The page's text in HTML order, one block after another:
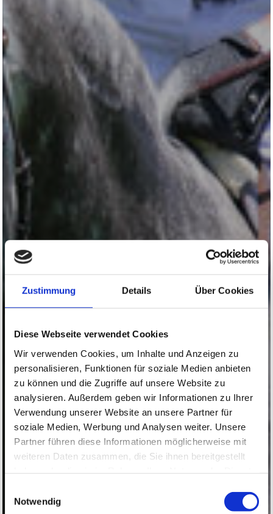
Zustimmung Details Über Cookies
Diese Webseite verwendet Cookies
Wir verwenden Cookies, um Inhalte und Anzeigen zu
personalisieren, Funktionen für soziale Medien anbieten
zu können und die Zugriffe auf unsere Website zu
analysieren. Außerdem geben wir Informationen zu Ihrer
Verwendung unserer Website an unsere Partner für
soziale Medien, Werbung und Analysen weiter. Unsere
Partner führen diese Informationen möglicherweise mit
weiteren Daten zusammen, die Sie ihnen bereitgestellt
Notwendig